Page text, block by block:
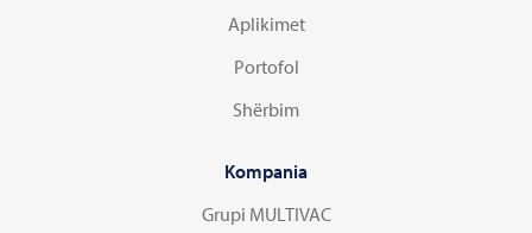
Aplikimet
Portofol
Shërbim
Kompania
Grupi MULTIVAC